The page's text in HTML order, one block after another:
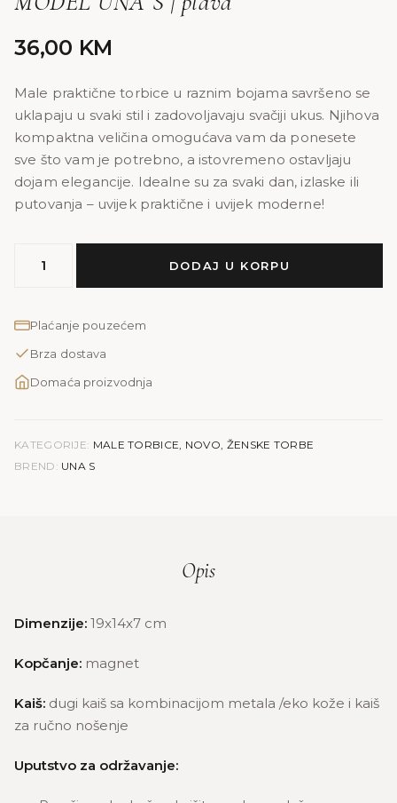
36,00 KM
Male praktične torbice u raznim bojama savršeno se
uklapaju u svaki stil i zadovoljavaju svačiji ukus. Njihova
kompaktna veličina omogućava vam da ponesete
sve što vam je potrebno, a istovremeno ostavljaju
dojam elegancije. Idealne su za svaki dan, izlaske ili
putovanja – uvijek praktične i uvijek moderne!
UNA
|
količina
DODAJ U KORPU
Plaćanje pouzećem
Brza dostava
Domaća proizvodnja
KATEGORIJE: MALE TORBICE, NOVO, ŽENSKE TORBE
BREND: UNA S
Opis
Dimenzije: 19x14x7 cm
Kopčanje: magnet
Kaiš: dugi kaiš sa kombinacijom metala /eko kože i kaiš
za ručno nošenje
Uputstvo za održavanje: